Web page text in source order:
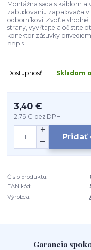
Montážna sada s káblom a
zabudovaniu zapaľovača
odborníkovi. Zvoľte vhodné
strany, vyvŕtajte a očistite
konektor zásuvky
popis
Dostupnosť Skladom
3,40 €
2,76 € bez DPH
Pridať
Číslo produktu:
EAN kód:
Výrobca:
Garancia